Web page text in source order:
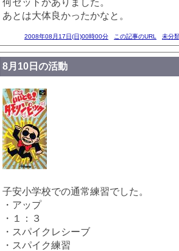
あとは大体良かったかなと。
2008年08月17日(日)00時00分 この記事のURL 未分
8月10日の活動
子安小学校での通常練習でした。
・アップ
・１：３
・スパイクレシーブ
・スパイク練習